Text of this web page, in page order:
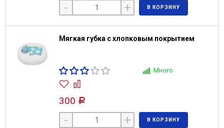
- + В КОРЗИНУ
Мягкая губка с хлопковым покрытием
Много
300 Р
- + В КОРЗИНУ